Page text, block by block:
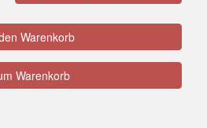
Warenkorb
Warenkorb